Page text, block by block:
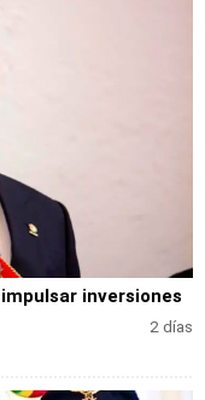
inversiones
2 días